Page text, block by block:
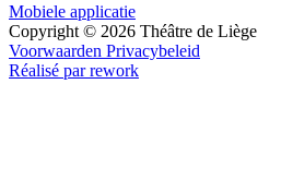
Mobiele applicatie
Copyright © 2026 Théâtre de Liège
Voorwaarden Privacybeleid
Réalisé par rework